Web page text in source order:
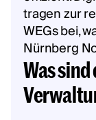
tragen zur
WEGs bei,
Nürnberg
Was